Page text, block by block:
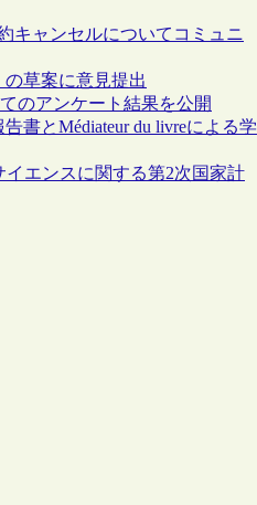
キャンセルについてコミュニ
草案に意見提出
のアンケート結果を公開
書とMédiateur du livreによる学
エンスに関する第2次国家計